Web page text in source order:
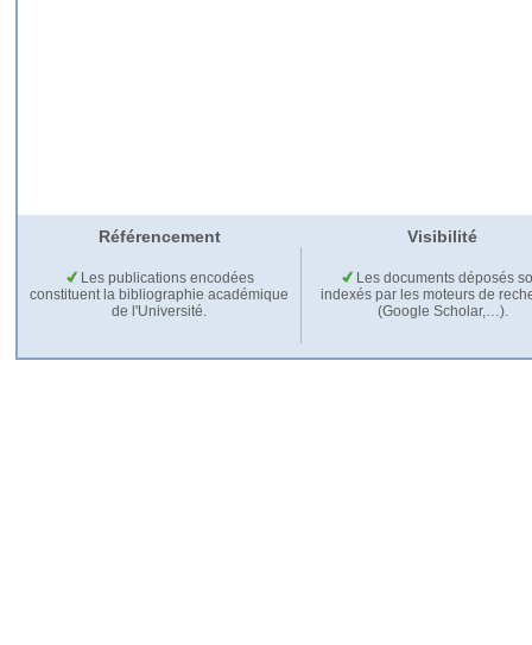
Référencement Visibilité
Les publications encodées
constituent la bibliographie académique
de l'Université.
Les documents déposés
indexés par les moteurs de
(Google Scholar,…).